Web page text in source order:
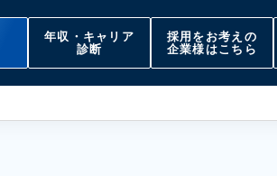
年収・キャリア
診断
採用をお考えの
企業様はこちら